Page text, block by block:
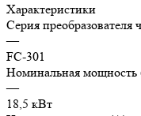
Характеристики
Серия преобразователя
—
FC-301
Номинальная мощность
—
18,5 кВт